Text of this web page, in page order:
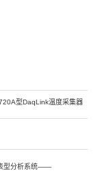
型DaqLink温度采集器
型分析系统——